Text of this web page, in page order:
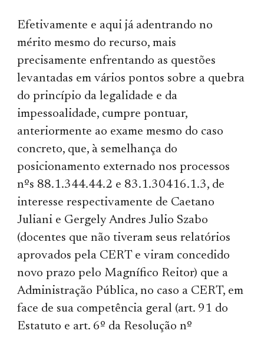
Efetivamente e aqui já adentrando no
mérito mesmo do recurso, mais
precisamente enfrentando as questões
levantadas em vários pontos sobre a quebra
do princípio da legalidade e da
impessoalidade, cumpre pontuar,
anteriormente ao exame mesmo do caso
concreto, que, à semelhança do
posicionamento externado nos processos
nºs 88.1.344.44.2 e 83.1.30416.1.3, de
interesse respectivamente de Caetano
Juliani e Gergely Andres Julio Szabo
(docentes que não tiveram seus relatórios
aprovados pela CERT e viram concedido
novo prazo pelo Magnífico Reitor) que a
Administração Pública, no caso a CERT, em
face de sua competência geral (art. 91 do
Estatuto e art. 6º da Resolução nº